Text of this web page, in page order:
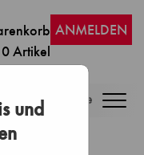
und
0Artikel
ANMELDEN